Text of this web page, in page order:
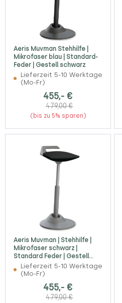
Aeris Muvman Stehhilfe |
Mikrofaser blau | Standard-
Feder | Gestell schwarz
Lieferzeit 5-10 Werktage
(Mo-Fr)
455,- €
479,00 €
(bis zu 5% sparen)
Aeris Muvman | Stehhilfe |
Mikrofaser schwarz |
Standard Feder | Gestell
grau
Lieferzeit 5-10 Werktage
(Mo-Fr)
455,- €
479,00 €